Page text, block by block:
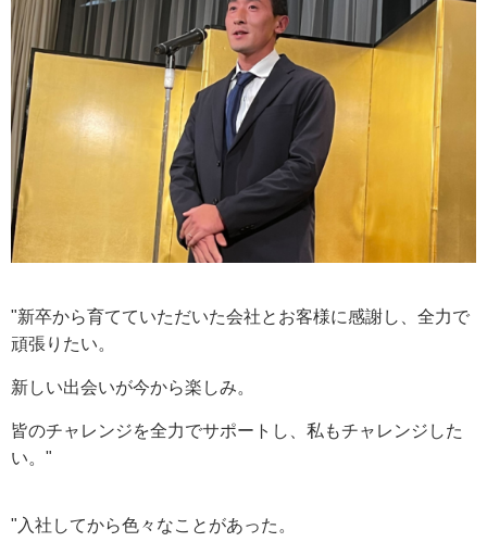
"新卒から育てていただいた会社とお客様に感謝し、全力で
頑張りたい。
新しい出会いが今から楽しみ。
皆のチャレンジを全力でサポートし、私もチャレンジした
い。"
"入社してから色々なことがあった。